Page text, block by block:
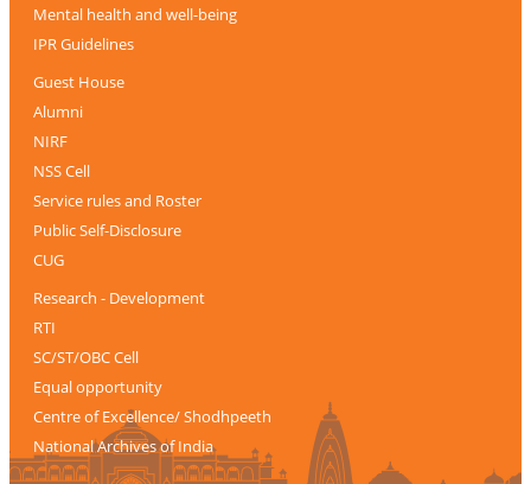
Mental health and well-being
IPR Guidelines
Guest House
Alumni
NIRF
NSS Cell
Service rules and Roster
Public Self-Disclosure
CUG
Research - Development
RTI
SC/ST/OBC Cell
Equal opportunity
Centre of Excellence/ Shodhpeeth
National Archives of India